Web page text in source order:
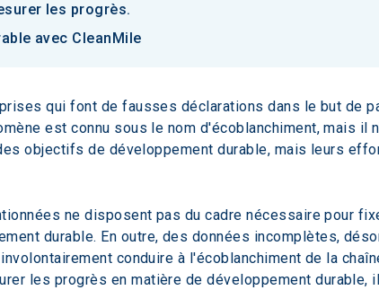
les progrès.
avec CleanMile
qui font de fausses déclarations dans le but de
est connu sous le nom d'écoblanchiment, mais il
objectifs de développement durable, mais leurs
ne disposent pas du cadre nécessaire pour
durable. En outre, des données incomplètes,
conduire à l'écoblanchiment de la
les progrès en matière de développement